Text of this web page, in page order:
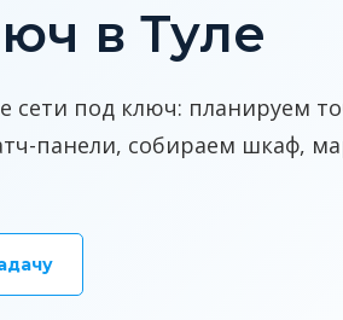
в Туле
сети под ключ: планируем
панели, собираем шкаф,